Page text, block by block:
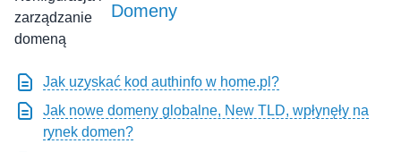
Domeny
Jak uzyskać kod authinfo w home.pl?
Jak nowe domeny globalne, New TLD, wpłynęły na
rynek domen?